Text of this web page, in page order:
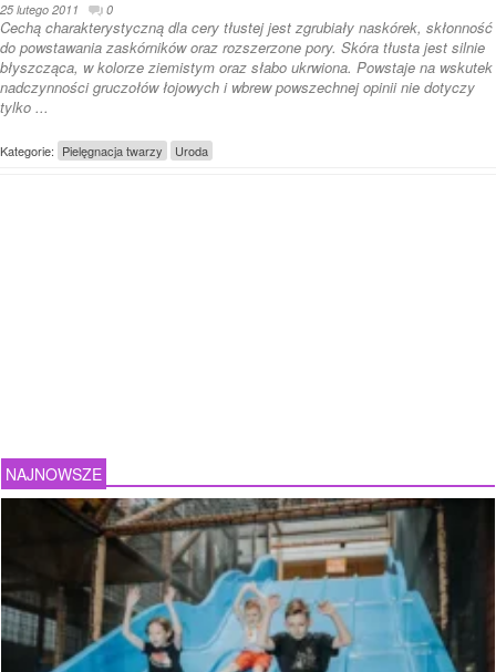
25 lutego 2011 0
Cechą charakterystyczną dla cery tłustej jest zgrubiały naskórek, skłonność
do powstawania zaskórników oraz rozszerzone pory. Skóra tłusta jest silnie
błyszcząca, w kolorze ziemistym oraz słabo ukrwiona. Powstaje na wskutek
nadczynności gruczołów łojowych i wbrew powszechnej opinii nie dotyczy
tylko ...
Kategorie: Pielęgnacja twarzy Uroda
NAJNOWSZE